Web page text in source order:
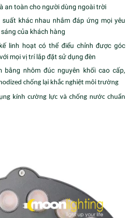
an toàn cho người dùng ngoài trời
khác nhau nhắm đáp ứng mọi yêu
của khách hàng
linh hoạt có thể điểu chỉnh được góc
mọi vị trí lắp đặt sử dụng đèn
bằng nhôm đúc nguyên khối cao cấp,
chống lại khắc nghiệt môi trường
kính cường lực và chống nước chuẩn